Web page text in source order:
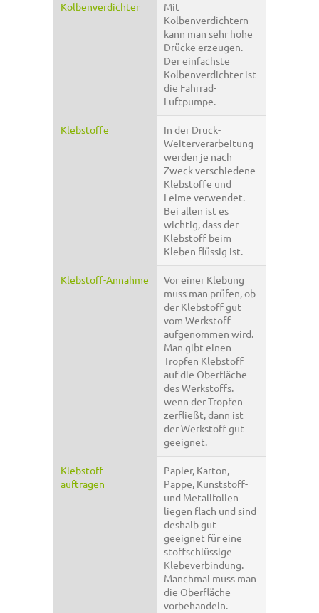
Kolbenverdichter
Mit
Kolbenverdichtern
kann man sehr hohe
Drücke erzeugen.
Der einfachste
Kolbenverdichter ist
die Fahrrad-
Luftpumpe.
Klebstoffe
In der Druck-
Weiterverarbeitung
werden je nach
Zweck verschiedene
Klebstoffe und
Leime verwendet.
Bei allen ist es
wichtig, dass der
Klebstoff beim
Kleben flüssig ist.
Klebstoff-Annahme
Vor einer Klebung
muss man prüfen, ob
der Klebstoff gut
vom Werkstoff
aufgenommen wird.
Man gibt einen
Tropfen Klebstoff
auf die Oberfläche
des Werkstoffs.
wenn der Tropfen
zerfließt, dann ist
der Werkstoff gut
geeignet.
Klebstoff
auftragen
Papier, Karton,
Pappe, Kunststoff-
und Metallfolien
liegen flach und sind
deshalb gut
geeignet für eine
stoffschlüssige
Klebeverbindung.
Manchmal muss man
die Oberfläche
vorbehandeln.